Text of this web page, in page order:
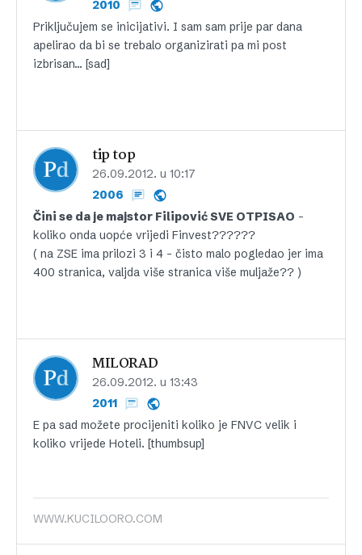
2010
Priključujem se inicijativi. I sam sam prije par dana
apelirao da bi se trebalo organizirati pa mi post
izbrisan… [sad]
tip top
26.09.2012. u 10:17
2006
Čini se da je majstor Filipović SVE OTPISAO –
koliko onda uopće vrijedi Finvest??????
( na ZSE ima prilozi 3 i 4 – čisto malo pogledao jer ima
400 stranica, valjda više stranica više muljaže?? )
MILORAD
26.09.2012. u 13:43
2011
E pa sad možete procijeniti koliko je FNVC velik i
koliko vrijede Hoteli. [thumbsup]
WWW.KUCILOORO.COM